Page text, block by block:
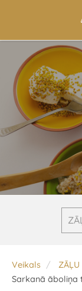
Veikals ZĀĻU
Sarkanā āboliņa